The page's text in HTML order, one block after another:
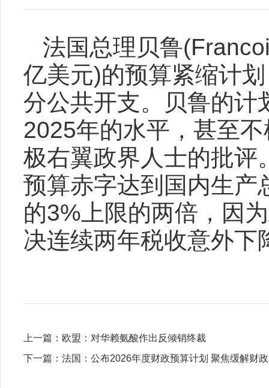
法国总理贝鲁
亿美元)的预算紧缩计
分公共开支。贝鲁的计
2025年的水平，甚至
极右翼政界人士的批评
预算赤字达到国内生产
的3%上限的两倍，因
决连续两年税收意外下
上一篇： ​欧盟：对华赖氨酸作出反倾销终裁
下一篇： 法国：公布2026年度财政预算计划 聚焦缓解财